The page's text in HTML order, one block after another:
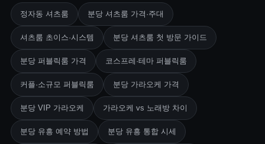
정자동 셔츠룸 분당 셔츠룸 가격·주대
셔츠룸 초이스·시스템 분당 셔츠룸 첫 방문 가이드
분당 퍼블릭룸 가격 코스프레·테마 퍼블릭룸
커플·소규모 퍼블릭룸 분당 가라오케 가격
분당 VIP 가라오케 가라오케 vs 노래방 차이
분당 유흥 예약 방법 분당 유흥 통합 시세